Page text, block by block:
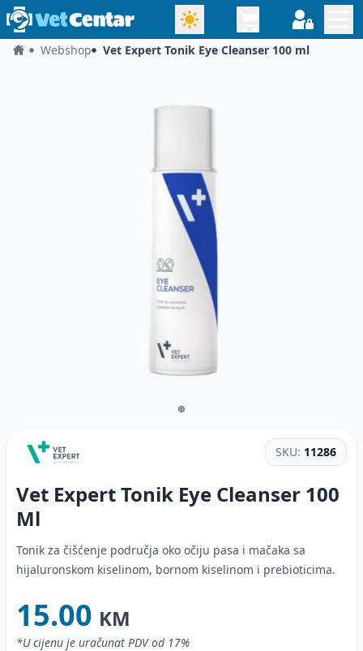
Webshop Vet Expert Tonik Eye Cleanser 100 ml
SKU: 11286
Vet Expert Tonik Eye Cleanser 100
Ml
Tonik za čišćenje područja oko očiju pasa i mačaka sa
hijaluronskom kiselinom, bornom kiselinom i prebioticima.
15.00 KM
*U cijenu je uračunat PDV od 17%